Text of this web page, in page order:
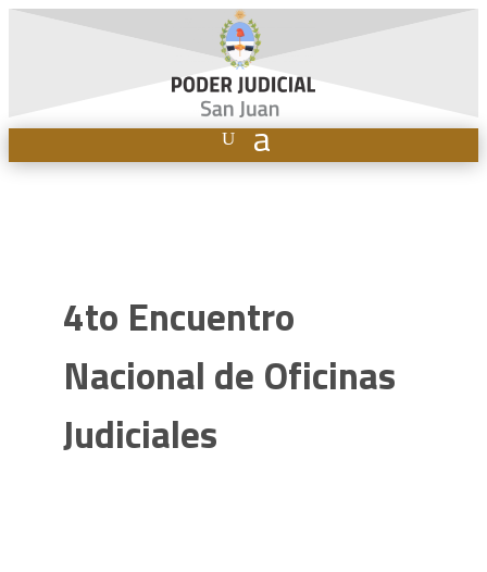
4to Encuentro
Nacional de Oficinas
Judiciales